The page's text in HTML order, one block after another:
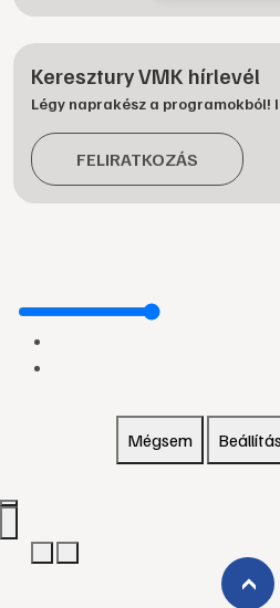
Keresztury VMK hírlevél
Légy naprakész a programokból!
FELIRATKOZÁS
Mégsem
›